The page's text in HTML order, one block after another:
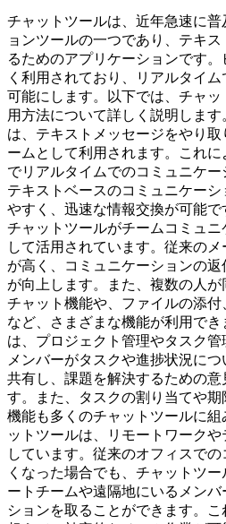
チャットツールは、近年急速に
ョンツールの一つであり、テキ
るためのアプリケーションです
く利用されており、リアルタイ
可能にします。以下では、チャッ
用方法について詳しく説明しま
は、テキストメッセージをやり
ームとして利用されます。これ
でリアルタイムでのコミュニケー
テキストベースのコミュニケー
やすく、迅速な情報交換が可能で
チャットツールがチームコミュ
して活用されています。従来の
が高く、コミュニケーションの
が向上します。また、複数の人
チャット機能や、ファイルの添
など、さまざまな機能が利用で
は、プロジェクト管理やタスク
メンバーがタスクや進捗状況に
共有し、課題を解決するための意
す。また、タスクの割り当てや
機能も多くのチャットツールに
ットツールは、リモートワーク
しています。従来のオフィスで
くなった場合でも、チャットツ
ートチームや遠隔地にいるメン
ションを取ることができます。